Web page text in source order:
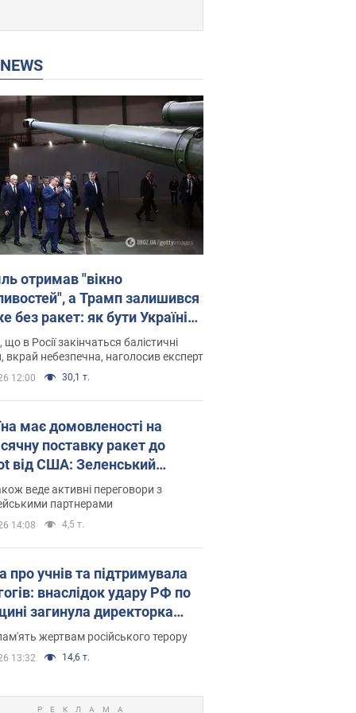
NEWS
отримав "вікно
а Трамп залишився
без ракет: як бути Україні?
з Мельником
в Росії закінчаться балістичні
вкрай небезпечна, наголосив експерт
12:00 30,1 т.
має домовленості на
поставку ракет до
від США: Зеленський
подробиці
веде активні переговори з
партнерами
14:08 4,5 т.
про учнів та підтримувала
внаслідок удару РФ по
загинула директорка
ліцею, її чоловік та онук
жертвам російського терору
13:32 14,6 т.